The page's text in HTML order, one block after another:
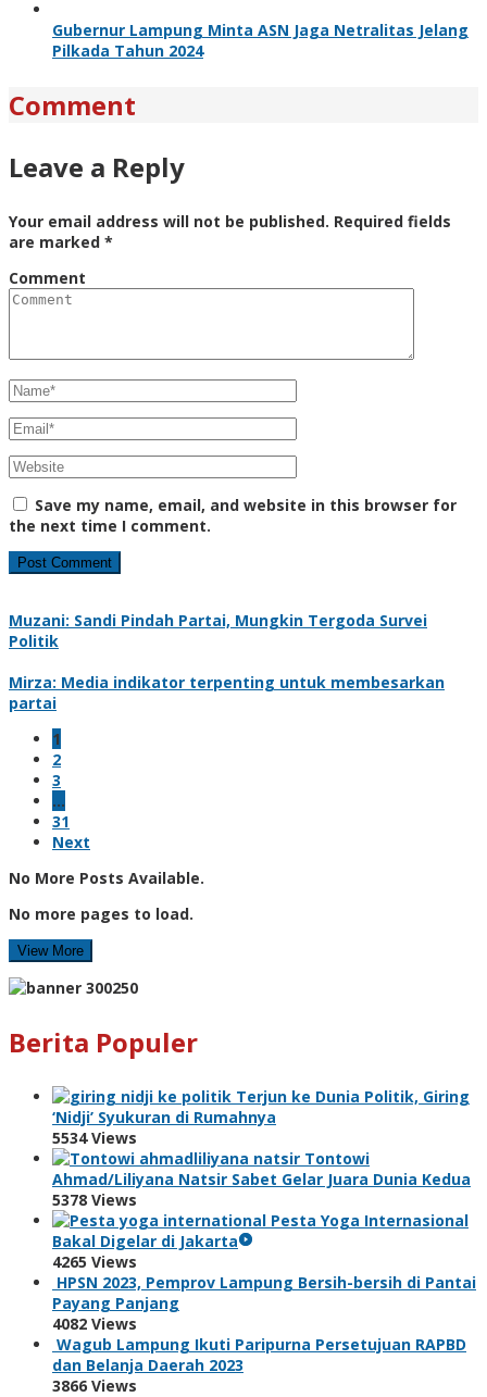
Gubernur Lampung Minta ASN Jaga Netralitas Jelang
Pilkada Tahun 2024
Comment
Leave a Reply
Your email address will not be published. Required fields
are marked *
Comment
Save my name, email, and website in this browser for
the next time I comment.
Muzani: Sandi Pindah Partai, Mungkin Tergoda Survei
Politik
Mirza: Media indikator terpenting untuk membesarkan
partai
1
2
3
…
31
Next
No More Posts Available.
No more pages to load.
View More
Berita Populer
Terjun ke Dunia Politik, Giring
‘Nidji’ Syukuran di Rumahnya
5534 Views
Tontowi
Ahmad/Liliyana Natsir Sabet Gelar Juara Dunia Kedua
5378 Views
Pesta Yoga Internasional
Bakal Digelar di Jakarta
4265 Views
HPSN 2023, Pemprov Lampung Bersih-bersih di Pantai
Payang Panjang
4082 Views
Wagub Lampung Ikuti Paripurna Persetujuan RAPBD
dan Belanja Daerah 2023
3866 Views